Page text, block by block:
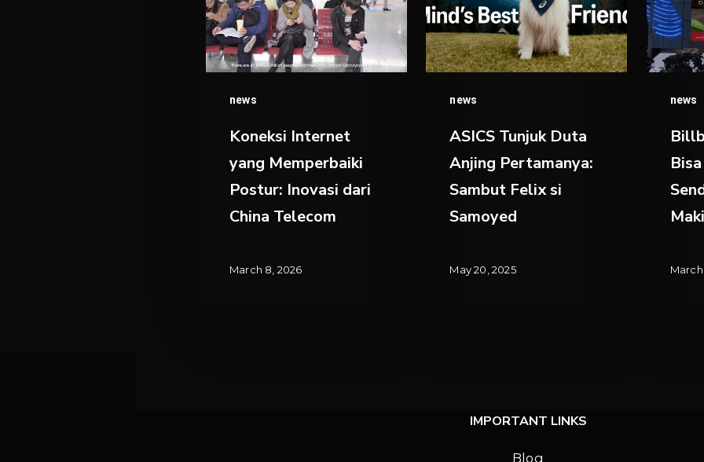
news
Memperbaiki
Postur:
Inovasi
China
Koneksi Internet
yang Memperbaiki
Postur: Inovasi dari
China Telecom
March 8, 2026
news
Anjing
Pertamanya:
Sambut
ASICS Tunjuk Duta
Anjing Pertamanya:
Sambut Felix si
Samoyed
May 20, 2025
news
Berubah
Sendiri.
Bikin
Makin
March
IMPORTANT LINKS
Blog